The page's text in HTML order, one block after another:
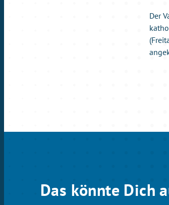
Der
Das könnte Dich